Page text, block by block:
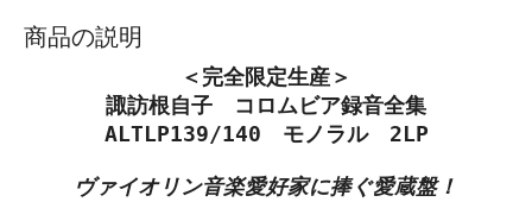
商品の説明
＜完全限定生産＞
諏訪根自子 コロムビア録音全集
ALTLP139/140 モノラル 2LP
ヴァイオリン音楽愛好家に捧ぐ愛蔵盤！